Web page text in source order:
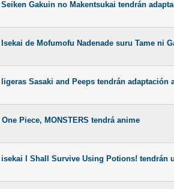
Gakuin no Makentsukai tendrán
de Mofumofu Nadenade suru Tame ni
Sasaki and Peeps tendrán adaptación
Piece, MONSTERS tendrá anime
isekai I Shall Survive Using Potions! tendrán